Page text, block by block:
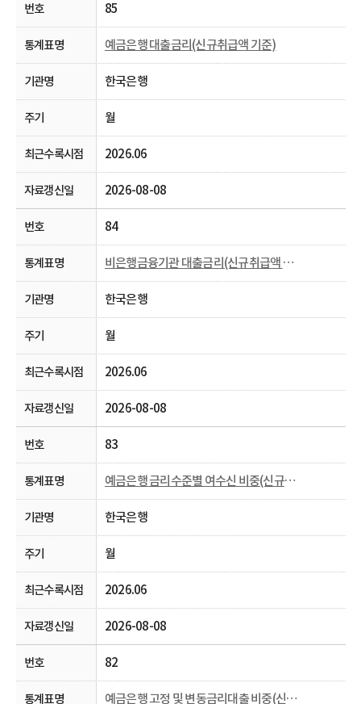
85
예금은행 대출금리(신규취급액 기준)
한국은행
월
2026.06
2026-08-08
84
비은행금융기관 대출금리(신규취급액 기준)
한국은행
월
2026.06
2026-08-08
83
예금은행 금리수준별 여수신 비중(신규취급액 기준)
한국은행
월
2026.06
2026-08-08
82
예금은행 고정 및 변동금리대출 비중(신규취급액 기준)